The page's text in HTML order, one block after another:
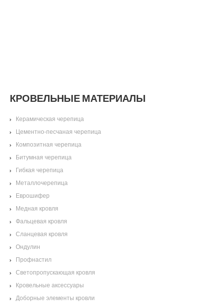
КРОВЕЛЬНЫЕ МАТЕРИАЛЫ
Керамическая черепица
Цементно-песчаная черепица
Композитная черепица
Битумная черепица
Гибкая черепица
Металлочерепица
Еврошифер
Медная кровля
Фальцевая кровля
Сланцевая кровля
Ондулин
Профнастил
Светопропускающая кровля
Кровельные аксессуары
Доборные элементы кровли